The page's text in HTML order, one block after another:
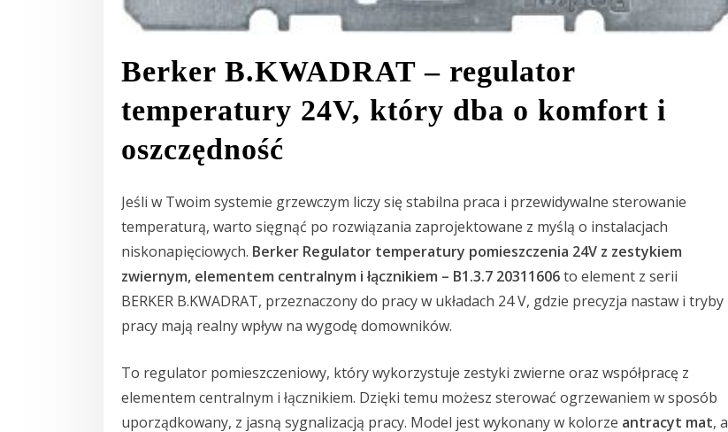
Berker B.KWADRAT – regulator
temperatury 24V, który dba o komfort i
oszczędność
Jeśli w Twoim systemie grzewczym liczy się stabilna praca i przewidywalne sterowanie
temperaturą, warto sięgnąć po rozwiązania zaprojektowane z myślą o instalacjach
niskonapięciowych. Berker Regulator temperatury pomieszczenia 24V z zestykiem
zwiernym, elementem centralnym i łącznikiem – B1.3.7 20311606to element z serii
BERKER B.KWADRAT, przeznaczony do pracy w układach 24 V, gdzie precyzja nastaw i tryby
pracy mają realny wpływ na wygodę domowników.
To regulator pomieszczeniowy, który wykorzystuje zestyki zwierne oraz współpracę z
elementem centralnym i łącznikiem. Dzięki temu możesz sterować ogrzewaniem w sposób
uporządkowany, z jasną sygnalizacją pracy. Model jest wykonany w kolorze antracyt mat, a